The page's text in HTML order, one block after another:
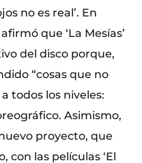
no es real’. En
que ‘La Mesías’
del disco porque,
“cosas que no
todos los niveles:
Asimismo,
proyecto, que
con las películas ‘El